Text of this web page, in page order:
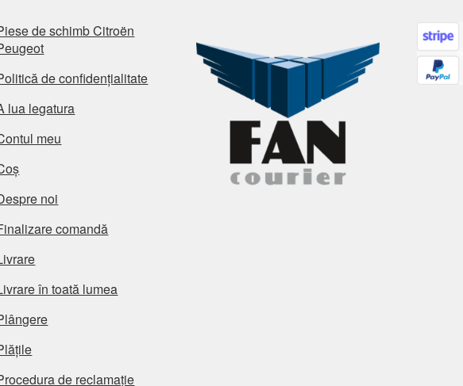
de schimb Citroën
de confidențialitate
lua legatura
meu
noi
comandă
în toată lumea
de reclamație